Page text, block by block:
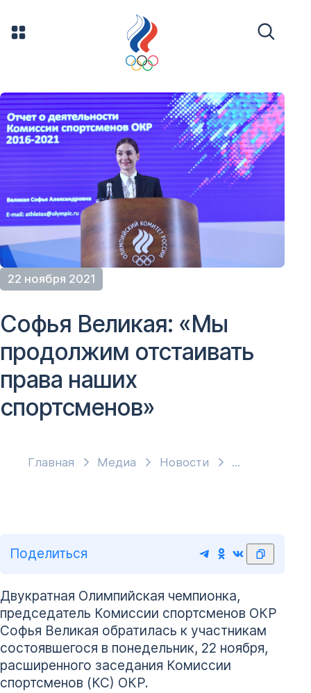
22 ноября 2021
Главная Медиа Новости
Софья Великая: «Мы
продолжим отстаивать
права наших
спортсменов»
Поделиться
Двукратная Олимпийская чемпионка,
председатель Комиссии спортсменов ОКР
Софья Великая обратилась к участникам
состоявшегося в понедельник, 22 ноября,
расширенного заседания Комиссии
спортсменов (КС) ОКР.